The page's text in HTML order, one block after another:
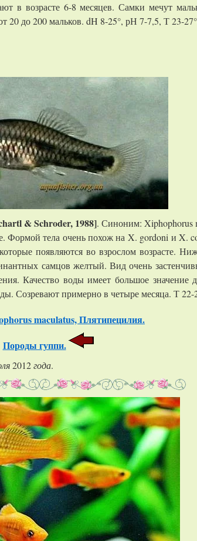
в возрасте 6-8 месяцев. Самки мечут
20 до 200 мальков. dH 8-25°, рН 7-7,5, Т 23-
&Schroder, 1988]. Синоним: Xiphophorus
Формой тела очень похож на X. gordoni и X.
появляются во взрослом возрасте.
самцов желтый. Вид очень
Качество воды имеет большое значение
Созревают примерно в четыре месяца. Т 22-
maculatus, Плятипецилия.
Породы гуппи.
2012года.